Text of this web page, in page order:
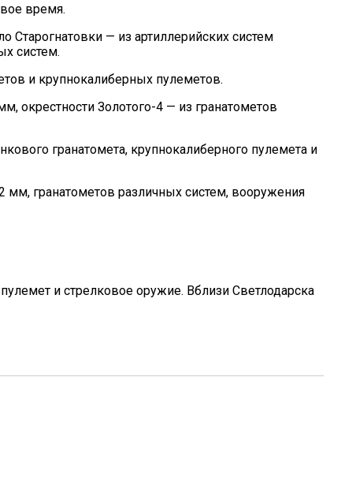
время.
— из артиллерийских систем
систем.
и крупнокалиберных пулеметов.
окрестности Золотого-4 — из гранатометов
гранатомета, крупнокалиберного пулемета и
мм, гранатометов различных систем, вооружения
и стрелковое оружие. Вблизи Светлодарска